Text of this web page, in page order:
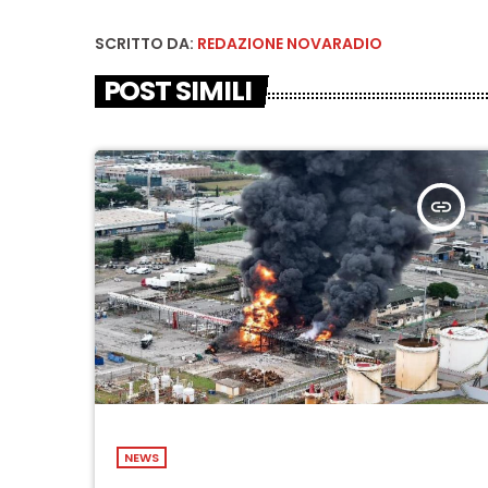
SCRITTO DA: REDAZIONE NOVARADIO
POST SIMILI
insert_link
NEWS